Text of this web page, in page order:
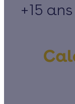
+15 ans